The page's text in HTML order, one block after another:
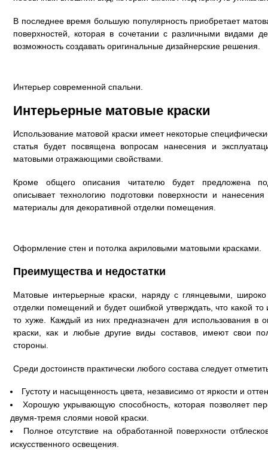
В последнее время большую популярность приобретает
поверхностей, которая в сочетании с различными видами
возможность создавать оригинальные дизайнерские решения.
Интерьер современной спальни.
Интерьерные матовые краски
Использование матовой краски имеет некоторые
статья будет посвящена вопросам нанесения и
матовыми отражающими свойствами.
Кроме общего описания читателю будет предложена
описывает технологию подготовки поверхности и
материалы для декоративной отделки помещения.
Оформление стен и потолка акриловыми матовыми красками.
Преимущества и недостатки
Матовые интерьерные краски, наряду с глянцевыми,
отделки помещений и будет ошибкой утверждать, что какой то
то хуже. Каждый из них предназначен для использования в
краски, как и любые другие виды составов, имеют свои
стороны.
Среди достоинств практически любого состава следует
Густоту и насыщенность цвета, независимо от яркости и
Хорошую укрывающую способность, которая позволяет
двумя-тремя слоями новой краски.
Полное отсутствие на обработанной поверхности
искусственного освещения.